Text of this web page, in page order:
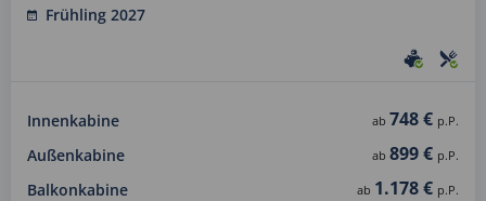
Frühling 2027
Innenkabine ab 748 € p.P.
Außenkabine ab 899 € p.P.
Balkonkabine ab 1.178 € p.P.